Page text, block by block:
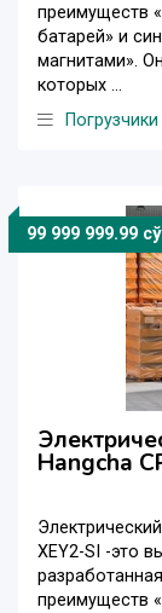
преимуществ
батарей» и
магнитами».
которых ...
Погрузчики
99 999 999.99
Hangcha
XEY2-SI -это
преимуществ